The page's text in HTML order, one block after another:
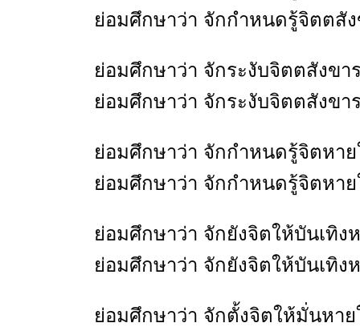
ย่อมศึกษาว่า จักกำหนดรู้จิตตสัง
ย่อมศึกษาว่า จักระงับจิตตสังขา
ย่อมศึกษาว่า จักระงับจิตตสังขา
ย่อมศึกษาว่า จักกำหนดรู้จิตหาย
ย่อมศึกษาว่า จักกำหนดรู้จิตหาย
ย่อมศึกษาว่า จักยังจิตให้บันเทิง
ย่อมศึกษาว่า จักยังจิตให้บันเทิง
ย่อมศึกษาว่า จักตั้งจิตให้มั่นหาย